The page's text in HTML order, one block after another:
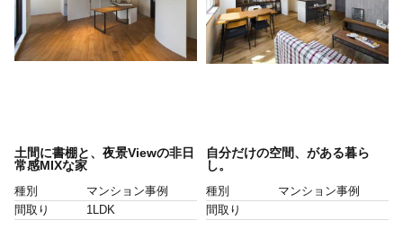
土間に書棚と、夜景Viewの非日
常感MIXな家
種別
マンション事例
間取り
1LDK
自分だけの空間、がある暮ら
し。
種別
マンション事例
間取り